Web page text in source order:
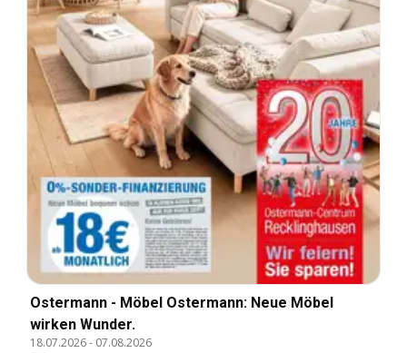
Ostermann - Möbel Ostermann: Neue Möbel
wirken Wunder.
18.07.2026- 07.08.2026